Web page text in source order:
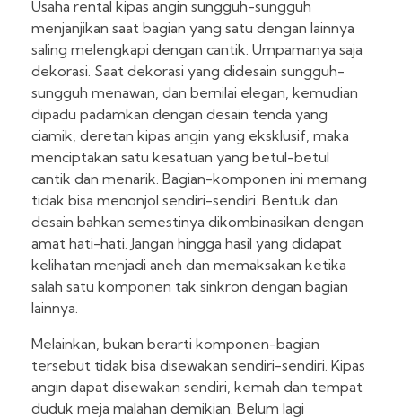
Usaha rental kipas angin sungguh-sungguh
menjanjikan saat bagian yang satu dengan lainnya
saling melengkapi dengan cantik. Umpamanya saja
dekorasi. Saat dekorasi yang didesain sungguh-
sungguh menawan, dan bernilai elegan, kemudian
dipadu padamkan dengan desain tenda yang
ciamik, deretan kipas angin yang eksklusif, maka
menciptakan satu kesatuan yang betul-betul
cantik dan menarik. Bagian-komponen ini memang
tidak bisa menonjol sendiri-sendiri. Bentuk dan
desain bahkan semestinya dikombinasikan dengan
amat hati-hati. Jangan hingga hasil yang didapat
kelihatan menjadi aneh dan memaksakan ketika
salah satu komponen tak sinkron dengan bagian
lainnya.
Melainkan, bukan berarti komponen-bagian
tersebut tidak bisa disewakan sendiri-sendiri. Kipas
angin dapat disewakan sendiri, kemah dan tempat
duduk meja malahan demikian. Belum lagi